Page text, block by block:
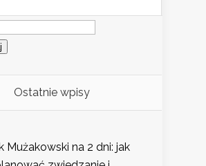
Ostatnie wpisy
Mużakowski na 2 dni: jak